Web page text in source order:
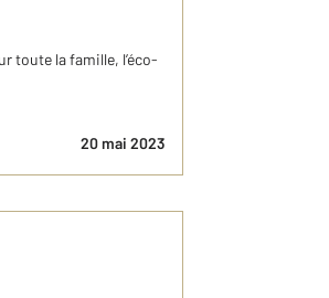
toute la famille, l’éco-
20 mai 2023